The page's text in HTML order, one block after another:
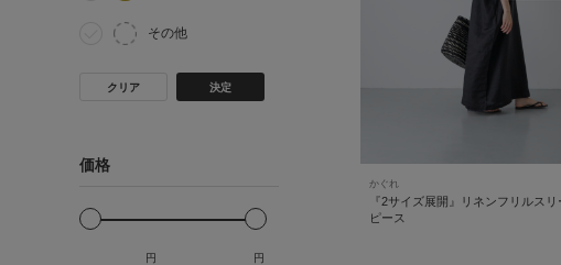
その他
クリア 決定
価格
円 円
かぐれ
『2サイズ展開』リネンフリルスリ
ピース